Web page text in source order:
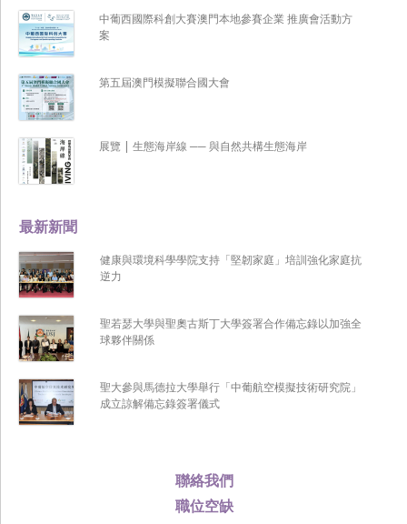
聯絡我們
職位空缺
最新新聞
健康與環境科學學院支持「堅韌家庭」培訓強化家庭抗
逆力
聖若瑟大學與聖奧古斯丁大學簽署合作備忘錄以加強全
球夥伴關係
聖大參與馬德拉大學舉行「中葡航空模擬技術研究院」
成立諒解備忘錄簽署儀式
中葡西國際科創大賽澳門本地參賽企業 推廣會活動方
案
第五屆澳門模擬聯合國大會
展覽 | 生態海岸線 ── 與自然共構生態海岸